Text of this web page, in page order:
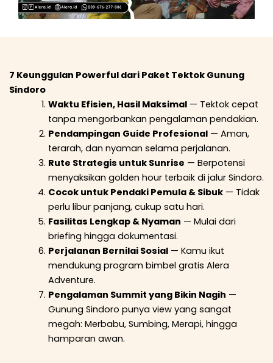
7 Keunggulan Powerful dari Paket Tektok Gunung
Sindoro
Waktu Efisien, Hasil Maksimal— Tektok cepat
tanpa mengorbankan pengalaman pendakian.
Pendampingan Guide Profesional— Aman,
terarah, dan nyaman selama perjalanan.
Rute Strategis untuk Sunrise — Berpotensi
menyaksikan golden hour terbaik di jalur Sindoro.
Cocok untuk Pendaki Pemula & Sibuk— Tidak
perlu libur panjang, cukup satu hari.
Fasilitas Lengkap & Nyaman — Mulai dari
briefing hingga dokumentasi.
Perjalanan Bernilai Sosial— Kamu ikut
mendukung program bimbel gratis Alera
Adventure.
Pengalaman Summit yang Bikin Nagih —
Gunung Sindoro punya view yang sangat
megah: Merbabu, Sumbing, Merapi, hingga
hamparan awan.